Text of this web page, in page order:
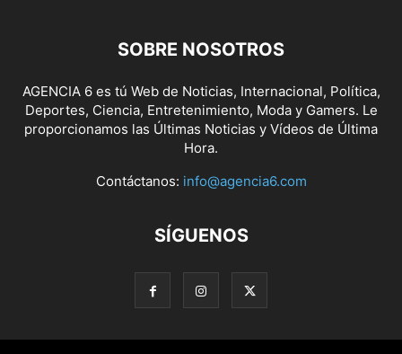
SOBRE NOSOTROS
AGENCIA 6 es tú Web de Noticias, Internacional, Política,
Deportes, Ciencia, Entretenimiento, Moda y Gamers. Le
proporcionamos las Últimas Noticias y Vídeos de Última
Hora.
Contáctanos: info@agencia6.com
SÍGUENOS